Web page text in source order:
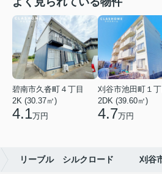
碧南市久沓町４丁目
2K (30.37㎡)
4.1万円
刈谷市池田町１丁
2DK (39.60㎡)
4.7万円
リーブル シルクロード 刈谷市